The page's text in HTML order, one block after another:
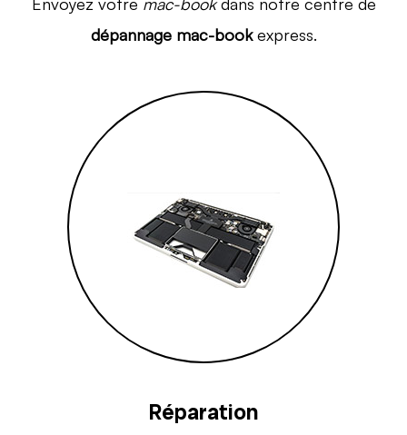
dépannage mac-bookexpress.
Réparation